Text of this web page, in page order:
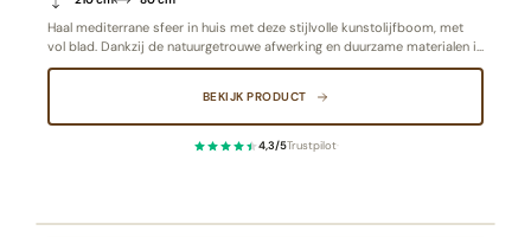
Haal mediterrane sfeer in huis met deze stijlvolle kunstolijfboom, met
vol blad. Dankzij de natuurgetrouwe afwerking en duurzame materialen is
hij nauwelijks van echt te onderscheiden.
BEKIJK PRODUCT
4,3/5Trustpilot·